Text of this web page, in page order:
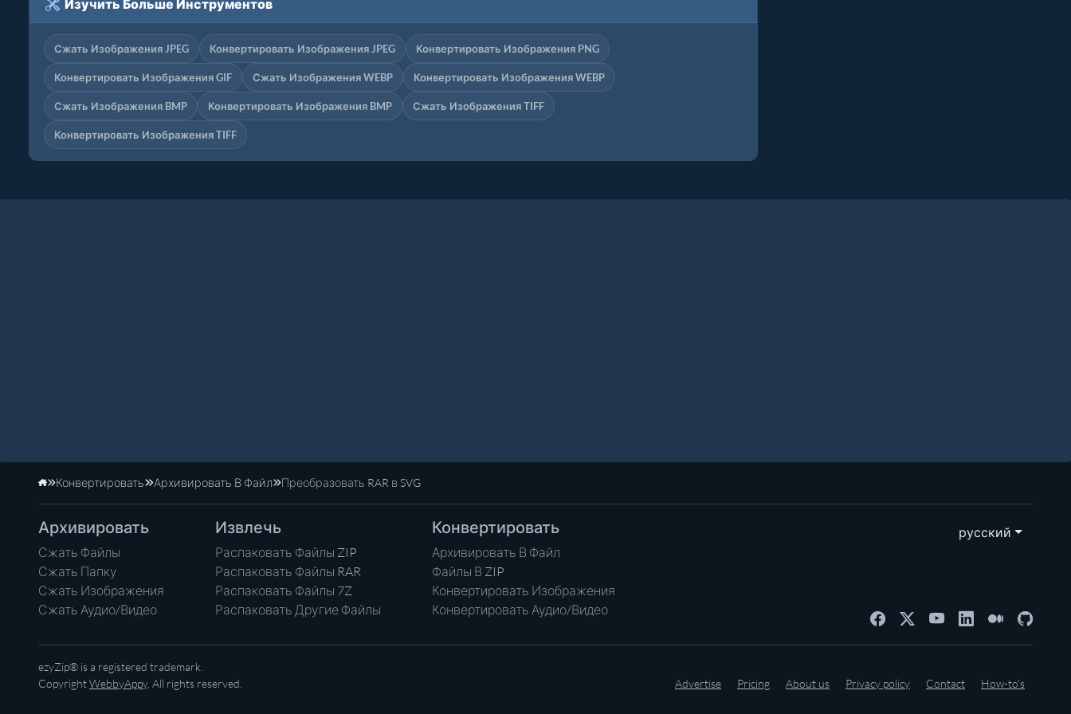
Изучить Больше Инструментов
Сжать Изображения JPEG Конвертировать Изображения JPEG Конвертировать Изображения PNG
Конвертировать Изображения GIF Сжать Изображения WEBP Конвертировать Изображения WEBP
Сжать Изображения BMP Конвертировать Изображения BMP Сжать Изображения TIFF
Конвертировать Изображения TIFF
Главная
Конвертировать Архивировать В Файл Преобразовать RAR в SVG
Архивировать
Сжать Файлы
Сжать Папку
Сжать Изображения
Сжать Аудио/Видео
Извлечь
Распаковать Файлы ZIP
Распаковать Файлы RAR
Распаковать Файлы 7Z
Распаковать Другие Файлы
Конвертировать
Архивировать В Файл
Файлы В ZIP
Конвертировать Изображения
Конвертировать Аудио/Видео
русский
ezyZip® is a registered trademark.
CopyrightWebbyAppy. All rights reserved. Advertise Pricing About us Privacy policy Contact How-to's